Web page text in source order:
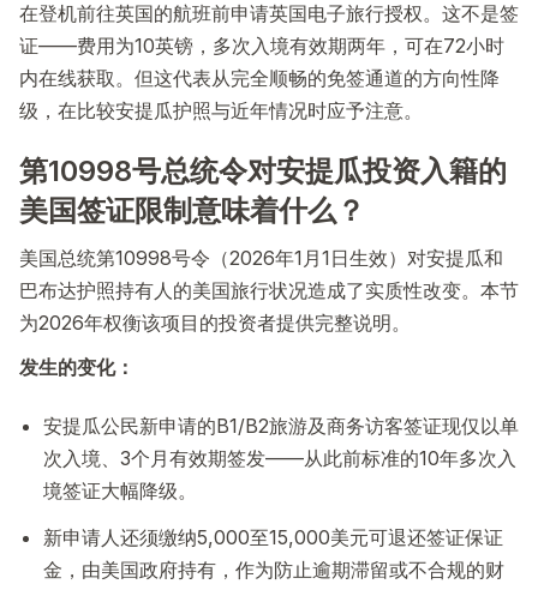
在登机前往英国的航班前申请英国电子旅行授权。这不是签
证——费用为10英镑，多次入境有效期两年，可在72小时
内在线获取。但这代表从完全顺畅的免签通道的方向性降
级，在比较安提瓜护照与近年情况时应予注意。
第10998号总统令对安提瓜投资入籍的
美国签证限制意味着什么？
美国总统第10998号令（2026年1月1日生效）对安提瓜和
巴布达护照持有人的美国旅行状况造成了实质性改变。本节
为2026年权衡该项目的投资者提供完整说明。
发生的变化：
安提瓜公民新申请的B1/B2旅游及商务访客签证现仅以单
次入境、3个月有效期签发——从此前标准的10年多次入
境签证大幅降级。
新申请人还须缴纳5,000至15,000美元可退还签证保证
金，由美国政府持有，作为防止逾期滞留或不合规的财